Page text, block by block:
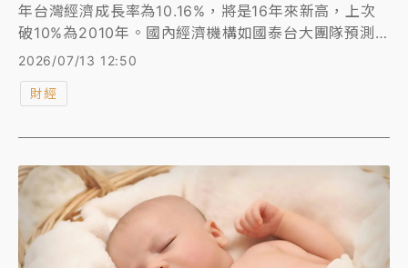
年台灣經濟成長率為10.16%，將是16年來新高，上次
破10%為2010年。國內經濟機構如國泰台大團隊預測
為10.1%，元大寶華則突破10%至11.05%，其他學術機
2026/07/13 12:50
財經